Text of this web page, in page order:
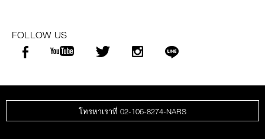
FOLLOW US
โทรหาเราที่ 02-106-8274-NARS